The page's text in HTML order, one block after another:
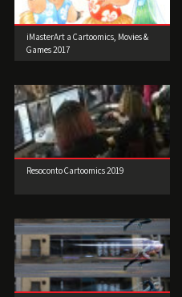
iMasterArt a Cartoomics, Movies &
Games 2017
Resoconto Cartoomics 2019